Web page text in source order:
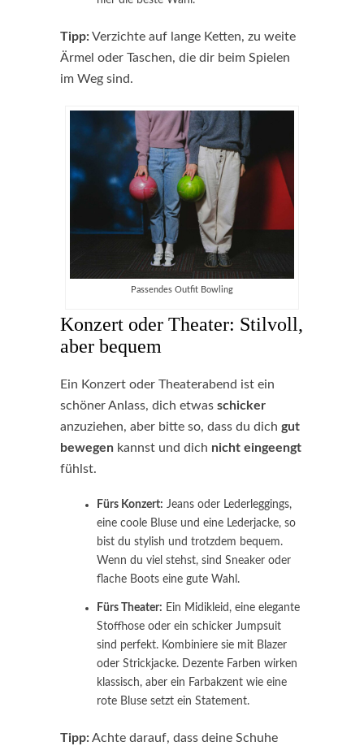
Tipp:Verzichte auf lange Ketten, zu weite
Ärmel oder Taschen, die dir beim Spielen
im Weg sind.
Passendes Outfit Bowling
Konzert oder Theater: Stilvoll,
aber bequem
Ein Konzert oder Theaterabend ist ein
schöner Anlass, dich etwas schicker
anzuziehen, aber bitte so, dass du dich gut
bewegen kannst und dich nicht eingeengt
fühlst.
Fürs Konzert: Jeans oder Lederleggings,
eine coole Bluse und eine Lederjacke, so
bist du stylish und trotzdem bequem.
Wenn du viel stehst, sind Sneaker oder
flache Boots eine gute Wahl.
Fürs Theater: Ein Midikleid, eine elegante
Stoffhose oder ein schicker Jumpsuit
sind perfekt. Kombiniere sie mit Blazer
oder Strickjacke. Dezente Farben wirken
klassisch, aber ein Farbakzent wie eine
rote Bluse setzt ein Statement.
Tipp:Achte darauf, dass deine Schuhe